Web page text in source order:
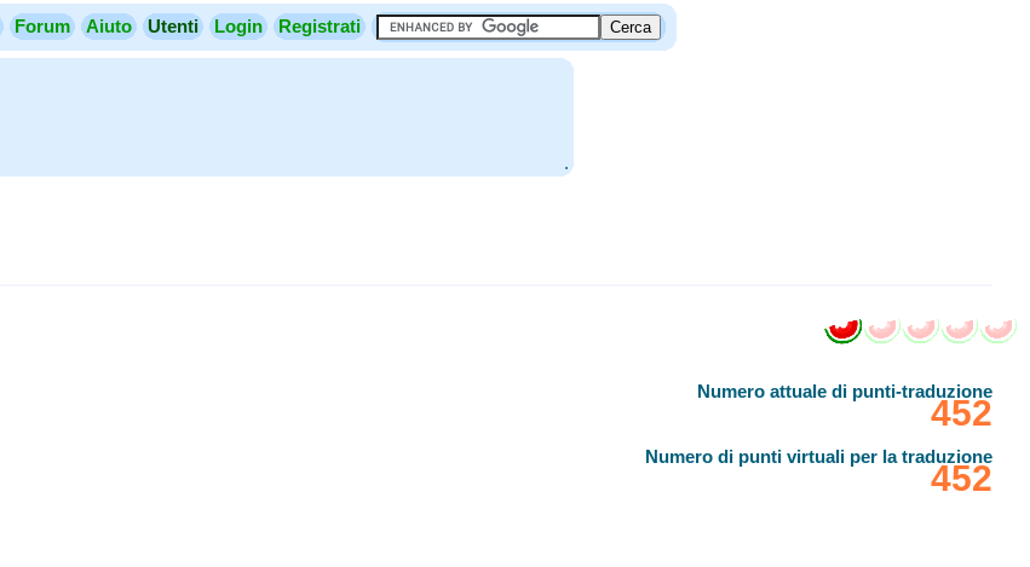
Forum Aiuto Utenti Login Registrati
.
Numero attuale di punti-traduzione
‎452
Numero di punti virtuali per la traduzione
‎452